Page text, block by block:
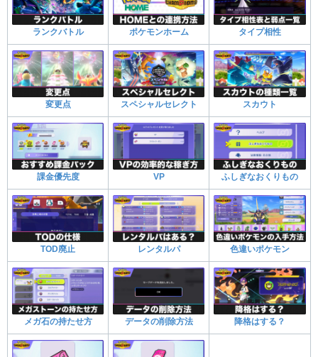
ランクバトル ポケモンホーム タイプ相性
変更点 スペシャルセレクト スカウト
課金優先度 VP ふしぎなおくりもの
TOD廃止 レンタルパ 色違いポケモン
メガ石の持たせ方 データの削除方法 降格はする？